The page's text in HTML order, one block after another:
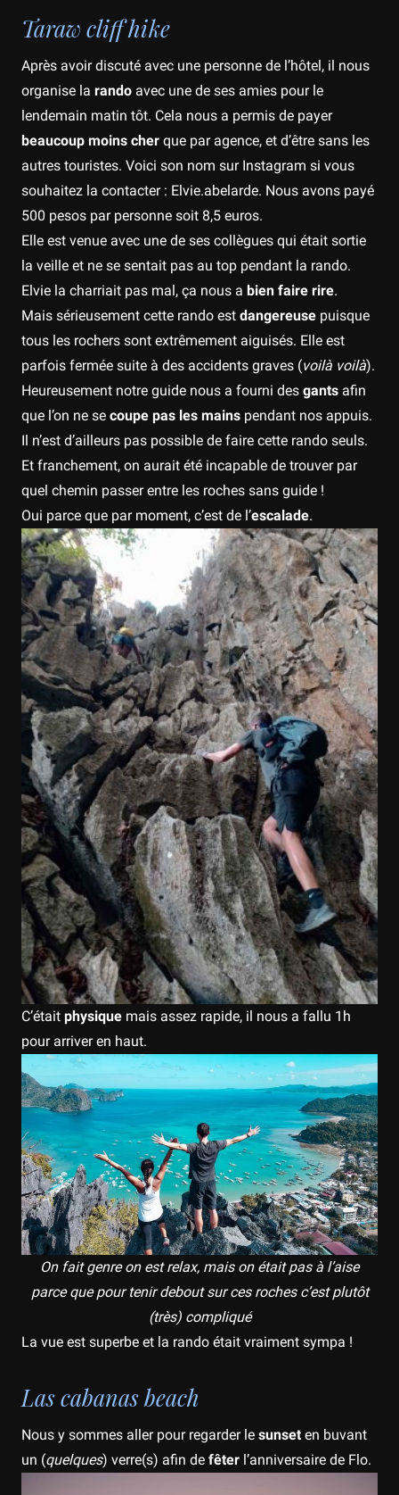
Taraw cliff hike
Après avoir discuté avec une personne de l’hôtel, il nous
organise la rando avec une de ses amies pour le
lendemain matin tôt. Cela nous a permis de payer
beaucoup moins cher que par agence, et d’être sans les
autres touristes. Voici son nom sur Instagram si vous
souhaitez la contacter : Elvie.abelarde. Nous avons payé
500 pesos par personne soit 8,5 euros.
Elle est venue avec une de ses collègues qui était sortie
la veille et ne se sentait pas au top pendant la rando.
Elvie la charriait pas mal, ça nous a bien faire rire.
Mais sérieusement cette rando est dangereuse puisque
tous les rochers sont extrêmement aiguisés. Elle est
parfois fermée suite à des accidents graves (voilà voilà).
Heureusement notre guide nous a fourni des gants afin
que l’on ne se coupe pas les mains pendant nos appuis.
Il n’est d’ailleurs pas possible de faire cette rando seuls.
Et franchement, on aurait été incapable de trouver par
quel chemin passer entre les roches sans guide !
Oui parce que par moment, c’est de l’escalade.
C’était physique mais assez rapide, il nous a fallu 1h
pour arriver en haut.
On fait genre on est relax, mais on était pas à l’aise
parce que pour tenir debout sur ces roches c’est plutôt
(très) compliqué
La vue est superbe et la rando était vraiment sympa !
Las cabanas beach
Nous y sommes aller pour regarder le sunseten buvant
un (quelques) verre(s) afin de fêter l’anniversaire de Flo.